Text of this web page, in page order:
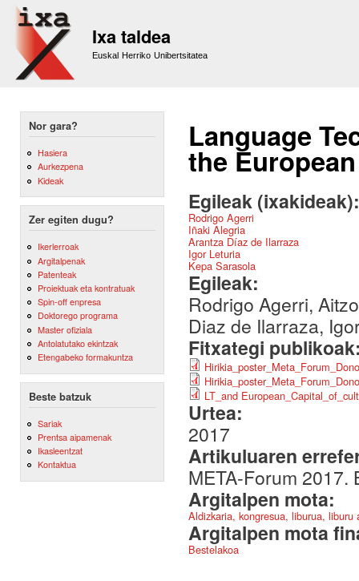
Ixa taldea
Euskal Herriko Unibertsitatea
Nor gara?
Hasiera
Aurkezpena
Kideak
Zer egiten dugu?
Ikerlerroak
Argitalpenak
Patenteak
Proiektuak eta kontratuak
Spin-off enpresa
Doktorego programa
Master ofiziala
Antolatutako ekintzak
Etengabeko formakuntza
Beste batzuk
Sariak
Prentsa aipamenak
Ikasleentzat
Kontaktua
Language
the
Egileak
Rodrigo Agerri
Iñaki Alegria
Arantza Díaz de Ilarraza
Igor Leturia
Kepa Sarasola
Egileak:
Rodrigo Agerri,
Diaz de Ilarraza,
Fitxategi
LT_and
Urtea:
2017
Artikuluaren
META-Forum
Argitalpen mota:
Aldizkaria, kongresua, liburua,
Argitalpen mota
Bestelakoa